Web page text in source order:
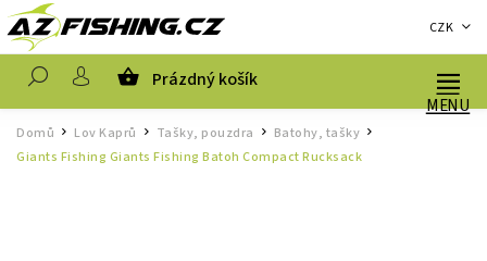
CZK
Prázdný košík
Domů / Lov Kaprů Tašky, pouzdra Batohy, tašky /
Giants Fishing Giants Fishing Batoh Compact Rucksack